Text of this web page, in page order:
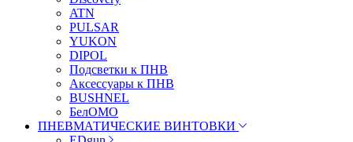
ATN
PULSAR
YUKON
DIPOL
Подсветки к ПНВ
Аксессуары к ПНВ
BUSHNEL
БелОМО
ПНЕВМАТИЧЕСКИЕ ВИНТОВКИ